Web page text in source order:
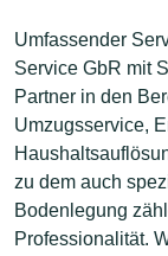
Umfassender
Service GbR mit
Partner in den
Umzugsservice,
zu dem auch
Bodenlegung
Professionalität.